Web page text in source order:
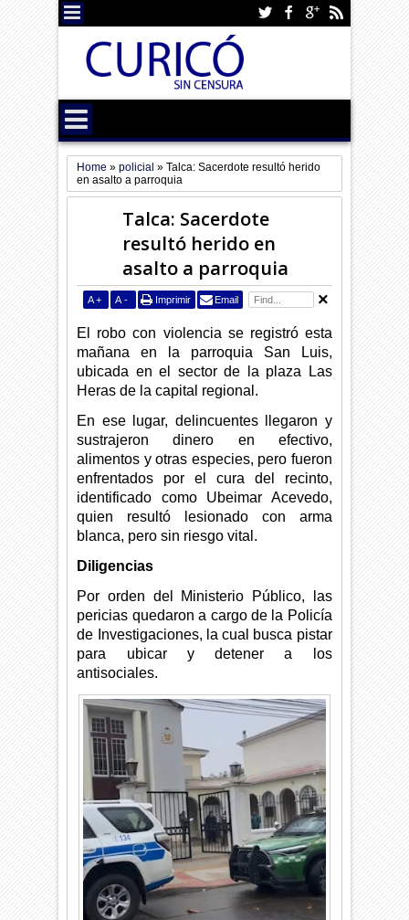
Home »policial »Talca: Sacerdote resultó herido
en asalto a parroquia
Talca: Sacerdote
resultó herido en
asalto a parroquia
A + A - Imprimir Email
El robo con violencia se registró esta
mañana en la parroquia San Luis,
ubicada en el sector de la plaza Las
Heras de la capital regional.
En ese lugar, delincuentes llegaron y
sustrajeron dinero en efectivo,
alimentos y otras especies, pero fueron
enfrentados por el cura del recinto,
identificado como Ubeimar Acevedo,
quien resultó lesionado con arma
blanca, pero sin riesgo vital.
Diligencias
Por orden del Ministerio Público, las
pericias quedaron a cargo de la Policía
de Investigaciones, la cual busca pistar
para ubicar y detener a los
antisociales.